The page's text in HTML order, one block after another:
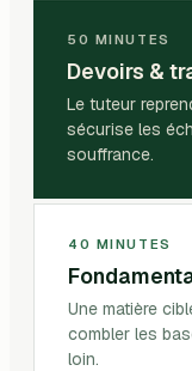
50 MINUTES
Devoirs &
Le tuteur
sécurise les
souffrance.
40 MINUTES
Une matière
combler les
loin.